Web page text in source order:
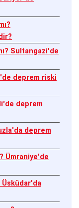
Sultangazi'de
deprem riski
deprem
deprem
Ümraniye'de
Üsküdar'da